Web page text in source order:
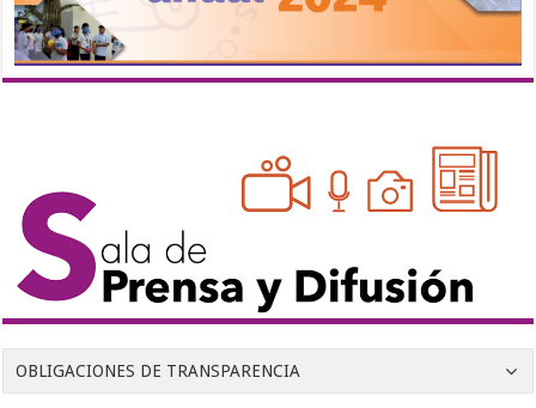
OBLIGACIONES DE TRANSPARENCIA